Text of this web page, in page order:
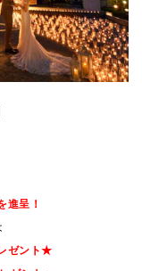
進呈！
ゼント★